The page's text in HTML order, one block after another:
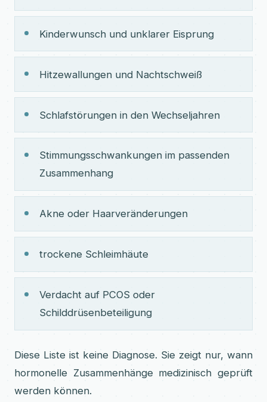
Kinderwunsch und unklarer Eisprung
Hitzewallungen und Nachtschweiß
Schlafstörungen in den Wechseljahren
Stimmungsschwankungen im passenden
Zusammenhang
Akne oder Haarveränderungen
trockene Schleimhäute
Verdacht auf PCOS oder
Schilddrüsenbeteiligung
Diese Liste ist keine Diagnose. Sie zeigt nur, wann
hormonelle Zusammenhänge medizinisch geprüft
werden können.